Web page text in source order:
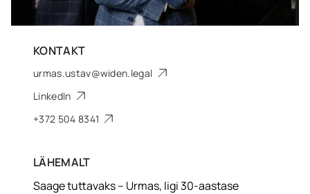
KONTAKT
urmas.ustav@widen.legal
LinkedIn
+372 504 8341
LÄHEMALT
Saage tuttavaks – Urmas, ligi 30-aastase